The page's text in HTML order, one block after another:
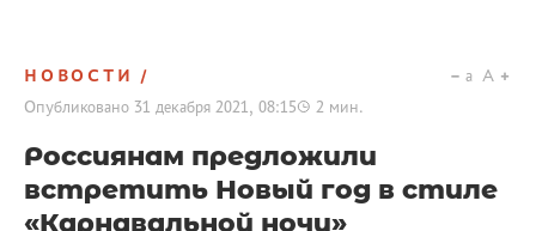
НОВОСТИ
Опубликовано 31 декабря 2021, 08:15 2 мин.
a A
Россиянам предложили
встретить Новый год в стиле
«Карнавальной ночи»